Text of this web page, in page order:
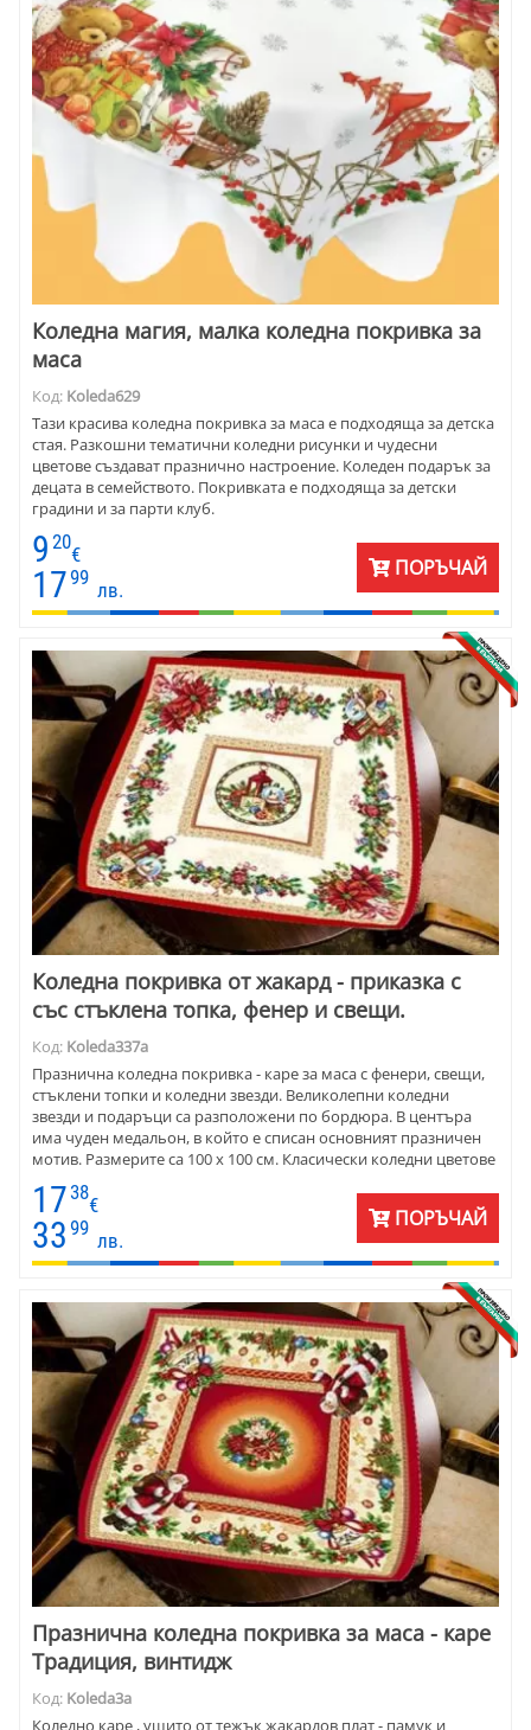
Коледна магия, малка коледна покривка за
маса
Код: Koleda629
Тази красива коледна покривка за маса е подходяща за детска
стая. Разкошни тематични коледни рисунки и чудесни
цветове създават празнично настроение. Коледен подарък за
децата в семейството. Покривката е подходяща за детски
градини и за парти клуб.
9 20
€
1799
лв.
ПОРЪЧАЙ
Коледна покривка от жакард - приказка с
със стъклена топка, фенер и свещи.
Код: Koleda337a
Празнична коледна покривка - каре за маса с фенери, свещи,
стъклени топки и коледни звезди. Великолепни коледни
звезди и подаръци са разположени по бордюра. В центъра
има чуден медальон, в който е списан основният празничен
мотив. Размерите са 100 х 100 см. Класически коледни цветове
и фигури - червено, зелено, екрю и златисто. Карето е много
подходящ подарък за Коледа и чудесна коледна украса.
17 38
€
33 99
лв.
ПОРЪЧАЙ
Празнична коледна покривка за маса - каре
Традиция, винтидж
Код: Koleda3a
Коледно каре , ушито от тежък жакардов плат - памук и